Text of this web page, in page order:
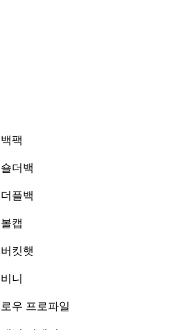
백팩
숄더백
더플백
볼캡
버킷햇
비니
로우 프로파일